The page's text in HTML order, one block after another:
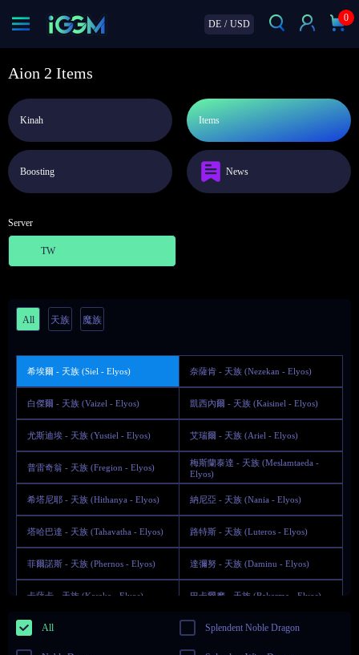
DE / USD
0
Aion 2 Items
Kinah Items
Boosting News
Server
TW
All 天族 魔族
希埃爾 - 天族 (Siel - Elyos) 奈薩肯 - 天族 (Nezekan - Elyos)
白傑爾 - 天族 (Vaizel - Elyos) 凱西內爾 - 天族 (Kaisinel - Elyos)
尤斯迪埃 - 天族 (Yustiel - Elyos) 艾瑞爾 - 天族 (Ariel - Elyos)
普雷奇翁 - 天族 (Fregion - Elyos)
梅斯蘭泰達 - 天族 (Meslamtaeda -
Elyos)
希塔尼耶 - 天族 (Hithanya - Elyos) 納尼亞 - 天族 (Nania - Elyos)
塔哈巴達 - 天族 (Tahavatha - Elyos) 路特斯 - 天族 (Luteros - Elyos)
菲爾諾斯 - 天族 (Phernos - Elyos) 達彌努 - 天族 (Daminu - Elyos)
卡薩卡 - 天族 (Kasaka - Elyos) 巴卡爾摩 - 天族 (Bakarma - Elyos)
天加隆 - 天族 (Tsenka - Elyos) 科奇隆 - 天族 (Kochi - Elyos)
All Splendent Noble Dragon